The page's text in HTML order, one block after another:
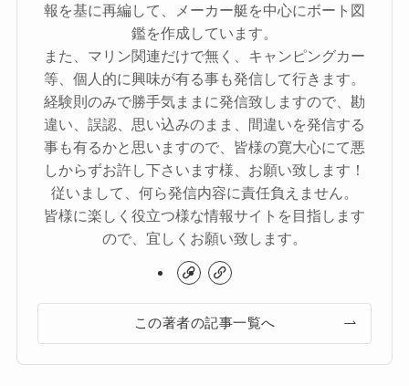
報を基に再編して、メーカー艇を中心にボート図
鑑を作成しています。
また、マリン関連だけで無く、キャンピングカー
等、個人的に興味が有る事も発信して行きます。
経験則のみで勝手気ままに発信致しますので、勘
違い、誤認、思い込みのまま、間違いを発信する
事も有るかと思いますので、皆様の寛大心にて悪
しからずお許し下さいます様、お願い致します！
従いまして、何ら発信内容に責任負えません。
皆様に楽しく役立つ様な情報サイトを目指します
ので、宜しくお願い致します。
この著者の記事一覧へ